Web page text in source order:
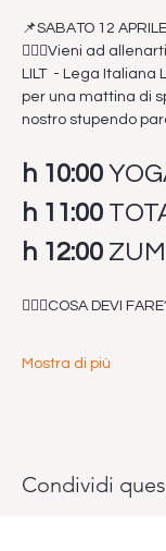
📌SABATO 12
🙋🏽‍♀️Vieni ad
LILT  - Lega
per una mattina di
nostro stupendo
h 10:00
h 11:00
h 12:00
🙋🏼‍♂️COSA DEVI
Mostra di più
Condividi